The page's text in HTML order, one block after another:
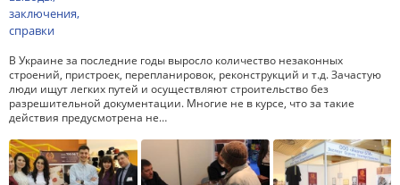
В Украине за последние годы выросло количество незаконных
строений, пристроек, перепланировок, реконструкций и т.д. Зачастую
люди ищут легких путей и осуществляют строительство без
разрешительной документации. Многие не в курсе, что за такие
действия предусмотрена не…